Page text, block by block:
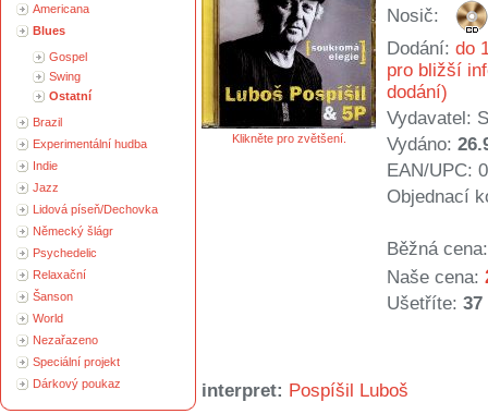
Americana
Blues
Gospel
Swing
Ostatní
Brazil
Experimentální hudba
Indie
Jazz
Lidová píseň/Dechovka
Německý šlágr
Psychedelic
Relaxační
Šanson
World
Nezařazeno
Speciální projekt
Dárkový poukaz
Klikněte pro zvětšení.
Nosič:
Dodání: do
pro bližší
dodání)
Vydavatel:
Vydáno:
EAN/UPC:
Objednací
Běžná cena:
Naše cena:
Ušetříte: 37
interpret: Pospíšil Luboš